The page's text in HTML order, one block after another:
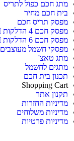
מתג חכם כפול לתריס
בית חכם מחיר
מפסק תריס חכם
מפסק חכם 4 הדלקות WIFI
מפסק חכם 6 הדלקות WIFI
מפסקי חשמל מעוצבים
מתג טאצ'
מתגים לחשמל
תכנון בית חכם
Shopping Cart
תקנון אתר
מדיניות החזרות
מדיניות משלוחים
מדיניות פרטיות